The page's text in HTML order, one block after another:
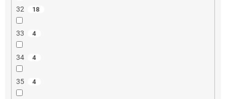
32 18
33 4
34 4
35 4